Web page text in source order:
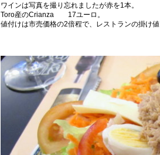
ワインは写真を撮り忘れましたが赤を1本。
Toro産のCrianza 17ユーロ。
値付けは市売価格の2倍程で、レストランの掛け値